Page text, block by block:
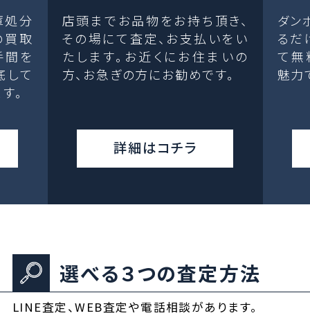
処分
取
間を
して
。
店頭までお品物をお持ち頂き、
その場にて査定、お支払いをい
たします。お近くにお住まいの
方、お急ぎの方にお勧めです。
詳細はコチラ
ダン
るだ
て無
魅力
選べる３つの査定方法
LINE査定、WEB査定や電話相談があります。